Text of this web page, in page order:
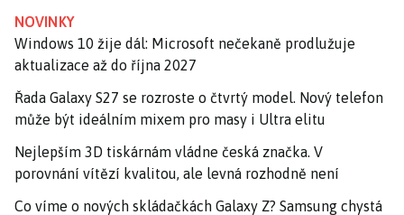
NOVINKY
Windows 10 žije dál: Microsoft nečekaně prodlužuje
aktualizace až do října 2027
Řada Galaxy S27 se rozroste o čtvrtý model. Nový telefon
může být ideálním mixem pro masy i Ultra elitu
Nejlepším 3D tiskárnám vládne česká značka. V
porovnání vítězí kvalitou, ale levná rozhodně není
Co víme o nových skládačkách Galaxy Z? Samsung chystá